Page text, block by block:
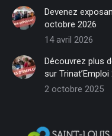
in
new
window
new
window
in
new
window
in
new
window
in
new
Devenez
octobre 2026
14 avril 2026
Découvrez plus
sur Trinat’Emploi
2 octobre 2025